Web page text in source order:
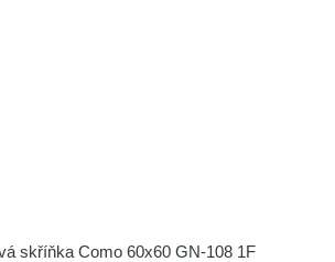
skříňka Como 60x60 GN-108 1F